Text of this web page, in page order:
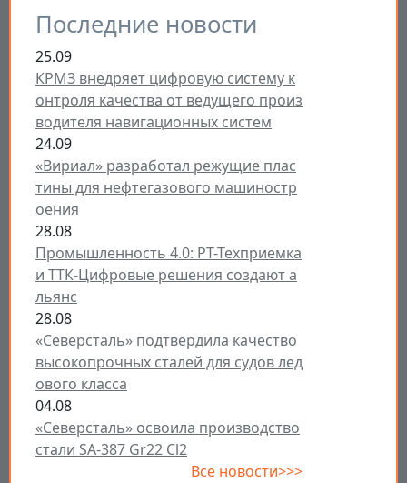
Последние новости
25.09
КРМЗ внедряет цифровую систему к
онтроля качества от ведущего произ
водителя навигационных систем
24.09
«Вириал» разработал режущие плас
тины для нефтегазового машиностр
оения
28.08
Промышленность 4.0: РТ-Техприемка
и ТТК-Цифровые решения создают а
льянс
28.08
«Северсталь» подтвердила качество
высокопрочных сталей для судов лед
ового класса
04.08
«Северсталь» освоила производство
стали SA-387 Gr22 Cl2
Все новости>>>